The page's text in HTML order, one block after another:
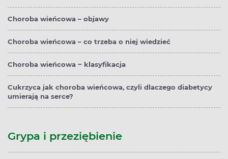
Choroba wieńcowa – objawy
Choroba wieńcowa – co trzeba o niej wiedzieć
Choroba wieńcowa − klasyfikacja
Cukrzyca jak choroba wieńcowa, czyli dlaczego diabetycy
umierają na serce?
Grypa i przeziębienie